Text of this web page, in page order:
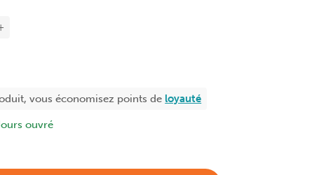
vous économisez points de loyauté
ouvré